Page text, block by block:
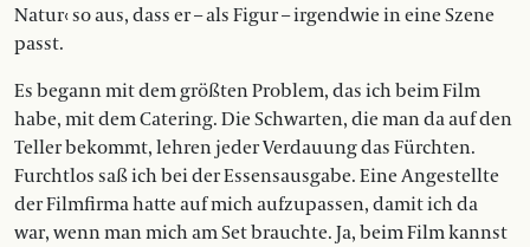
Natur‹ so aus, dass er – als Figur – irgendwie in eine Szene
passt.
Es begann mit dem größten Problem, das ich beim Film
habe, mit dem Catering. Die Schwarten, die man da auf den
Teller bekommt, lehren jeder Verdauung das Fürchten.
Furchtlos saß ich bei der Essensausgabe. Eine Angestellte
der Filmfirma hatte auf mich aufzupassen, damit ich da
war, wenn man mich am Set brauchte. Ja, beim Film kannst